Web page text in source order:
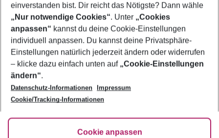
Footer
Footer navigation
Über uns
AGB
Bestpreisgarantie
Cookie-Einstellungen ändern
Cookie-Richtlinie
Agenturbetreuung
Barrierefreies Reisen
HanseMerkur Reiseversicherung
Folge uns
einverstanden bist. Dir reicht das Nötigste? Dann wähle
„Nur notwendige Cookies“. Unter „Cookies
anpassen“ kannst du deine Cookie-Einstellungen
individuell anpassen. Du kannst deine Privatsphäre-
Einstellungen natürlich jederzeit ändern oder widerrufen
– klicke dazu einfach unten auf „Cookie-Einstellungen
ändern“.
Datenschutz-Informationen
Impressum
Cookie/Tracking-Informationen
Cookie anpassen